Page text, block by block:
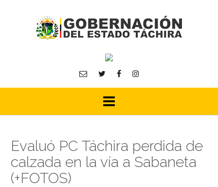
Evaluó PC Táchira perdida de
calzada en la vía a Sabaneta
(+FOTOS)